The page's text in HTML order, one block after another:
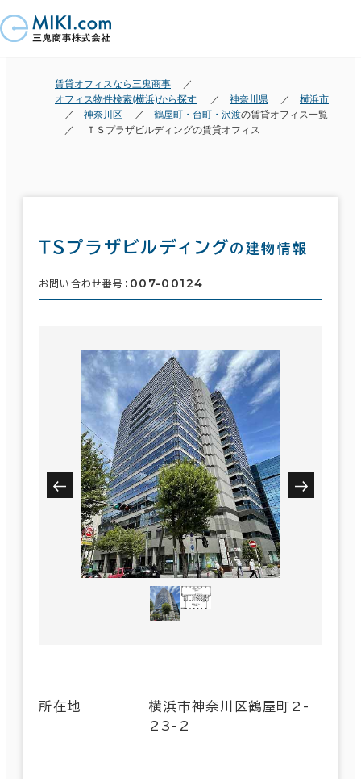
賃貸オフィスなら三鬼商事
オフィス物件検索(横浜)から探す
神奈川県
横浜市
神奈川区
鶴屋町・台町・沢渡の賃貸オフィス一覧
ＴＳプラザビルディングの賃貸オフィス
ＴＳプラザビルディングの建物情報
お問い合わせ番号： 007-00124
所在地
横浜市神奈川区鶴屋町2-
23-2